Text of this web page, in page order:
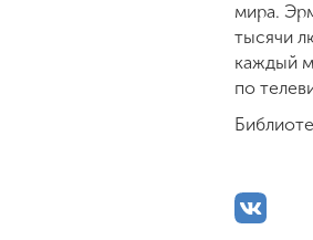
мира.
тысячи
каждый
по